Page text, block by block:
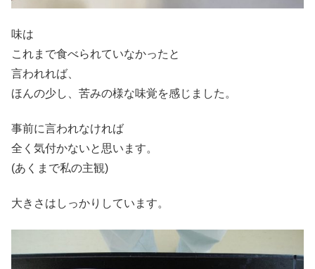
味は
これまで食べられていなかったと
言われれば、
ほんの少し、苦みの様な味覚を感じました。
事前に言われなければ
全く気付かないと思います。
(あくまで私の主観)
大きさはしっかりしています。